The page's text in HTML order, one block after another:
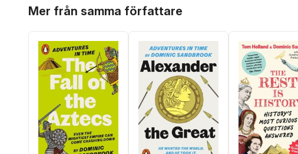
Mer från samma författare